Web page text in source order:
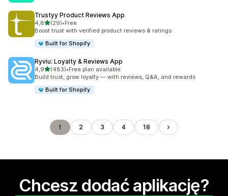
Trustyy Product Reviews App
4,8na 5 gwiazdek
(29)
Łączna liczba recenzji: 29
•Free
Boost trust with verified product reviews & ratings
Built for Shopify
Ryviu: Loyalty & Reviews App
4,9na 5 gwiazdek
(483)
Łączna liczba recenzji: 483
•Free plan available
Build trust, grow loyalty — with reviews, Q&A, and rewards
Built for Shopify
1 2 3 4 18
Chcesz dodać aplikację?